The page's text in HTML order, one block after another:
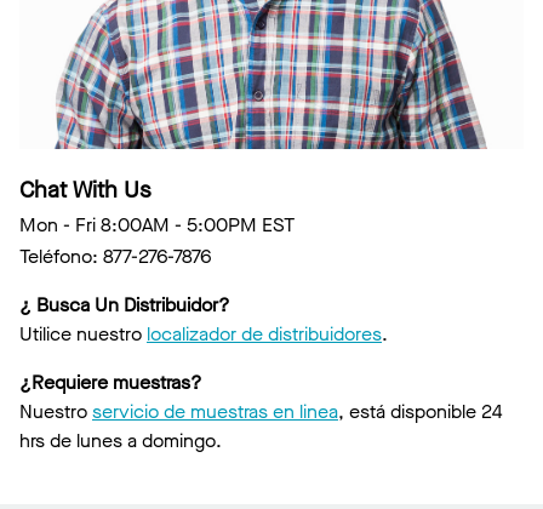
Chat With Us
Mon - Fri 8:00AM - 5:00PM EST
Teléfono: 877-276-7876
¿ Busca Un Distribuidor?
Utilice nuestro localizador de distribuidores.
¿Requiere muestras?
Nuestroservicio de muestras en linea, está disponible 24
hrs de lunes a domingo.